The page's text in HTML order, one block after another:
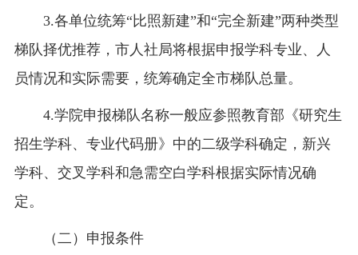
3.各单位统筹“比照新建”和“完全新建”两种类型
梯队择优推荐，市人社局将根据申报学科专业、人
员情况和实际需要，统筹确定全市梯队总量。
4.学院申报梯队名称一般应参照教育部《研究生
招生学科、专业代码册》中的二级学科确定，新兴
学科、交叉学科和急需空白学科根据实际情况确
定。
（二）申报条件